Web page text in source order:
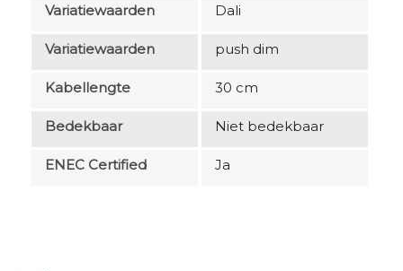
Variatiewaarden Dali
Variatiewaarden push dim
Kabellengte 30 cm
Bedekbaar Niet bedekbaar
ENEC Certified Ja